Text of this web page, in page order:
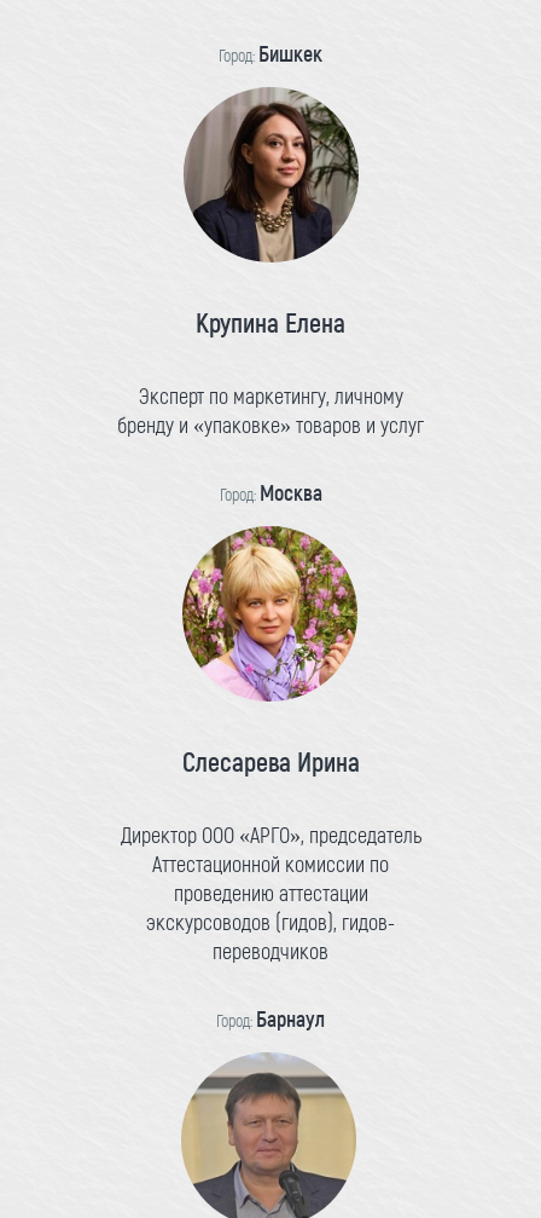
Город: Бишкек
Крупина Елена
Эксперт по маркетингу, личному
бренду и «упаковке» товаров и услуг
Город: Москва
Слесарева Ирина
Директор ООО «АРГО», председатель
Аттестационной комиссии по
проведению аттестации
экскурсоводов (гидов), гидов-
переводчиков
Город: Барнаул